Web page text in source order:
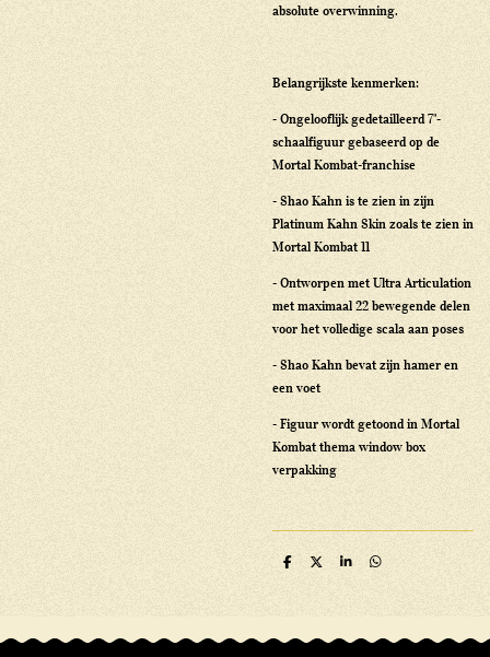
absolute overwinning.
Belangrijkste kenmerken:
- Ongelooflijk gedetailleerd 7"-
schaalfiguur gebaseerd op de
Mortal Kombat-franchise
- Shao Kahn is te zien in zijn
Platinum Kahn Skin zoals te zien in
Mortal Kombat 11
- Ontworpen met Ultra Articulation
met maximaal 22 bewegende delen
voor het volledige scala aan poses
- Shao Kahn bevat zijn hamer en
een voet
- Figuur wordt getoond in Mortal
Kombat thema window box
verpakking
D
D
S
D